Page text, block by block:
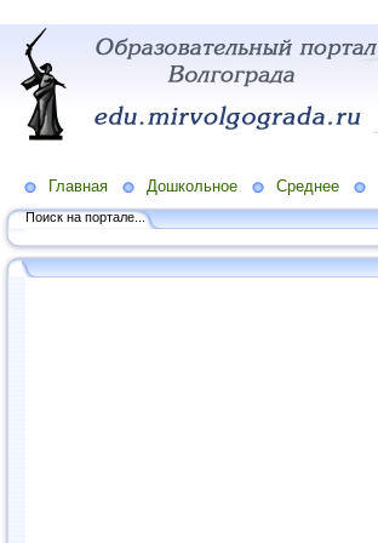
Главная Дошкольное Среднее
Поиск на портале...